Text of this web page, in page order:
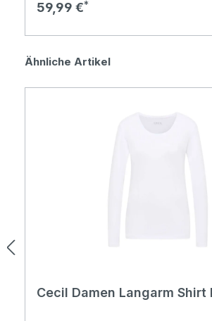
Regulärer Preis:
59,99 €
Produktgalerie überspringen
Ähnliche Artikel
Cecil Damen Langarm Shirt